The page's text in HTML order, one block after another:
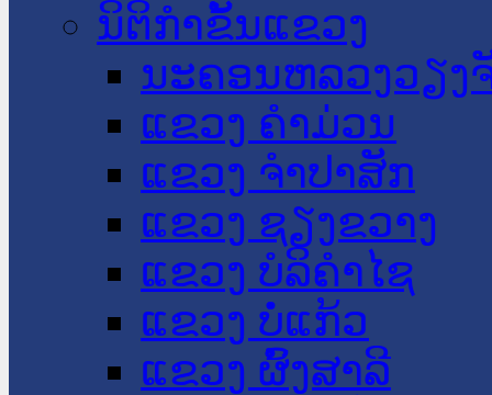
ນິຕິກໍາຂັ້ນແຂວງ
ນະ​ຄອນ​ຫລວງວຽງ
ແຂວງ ຄໍາມ່ວນ
ແຂວງ ຈໍາປາສັກ
ແຂວງ ຊຽງຂວາງ
ແຂວງ ບໍລິຄໍາໄຊ
ແຂວງ ບໍ່ແກ້ວ
ແຂວງ ຜົ້ງສາລີ